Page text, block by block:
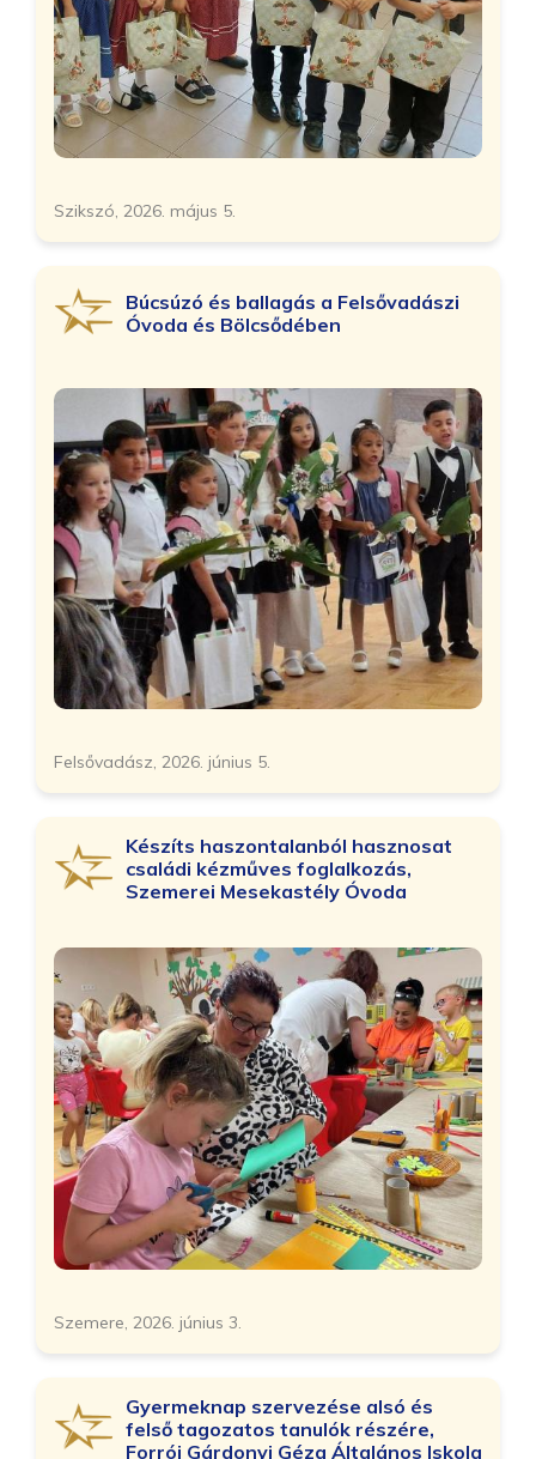
Szikszó, 2026. május 5.
Búcsúzó és ballagás a Felsővadászi
Óvoda és Bölcsődében
Felsővadász, 2026. június 5.
Készíts haszontalanból hasznosat
családi kézműves foglalkozás,
Szemerei Mesekastély Óvoda
Szemere, 2026. június 3.
Gyermeknap szervezése alsó és
felső tagozatos tanulók részére,
Forrói Gárdonyi Géza Általános Iskola